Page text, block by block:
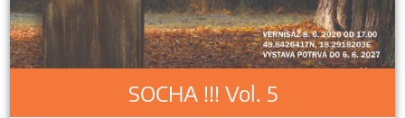
SOCHA !!! Vol. 5